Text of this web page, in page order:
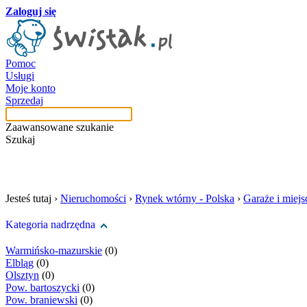
Zaloguj się
Pomoc
Usługi
Moje konto
Sprzedaj
Zaawansowane szukanie
Szukaj
Jesteś tutaj › Nieruchomości › Rynek wtórny - Polska › Garaże i
Kategoria nadrzędna
Warmińsko-mazurskie (0)
Elbląg (0)
Olsztyn (0)
Pow. bartoszycki (0)
Pow. braniewski (0)